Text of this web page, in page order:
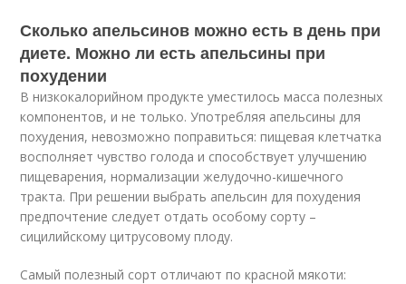
Сколько апельсинов можно есть в день при
диете. Можно ли есть апельсины при
похудении
В низкокалорийном продукте уместилось масса полезных
компонентов, и не только. Употребляя апельсины для
похудения, невозможно поправиться: пищевая клетчатка
восполняет чувство голода и способствует улучшению
пищеварения, нормализации желудочно-кишечного
тракта. При решении выбрать апельсин для похудения
предпочтение следует отдать особому сорту –
сицилийскому цитрусовому плоду.
Самый полезный сорт отличают по красной мякоти: